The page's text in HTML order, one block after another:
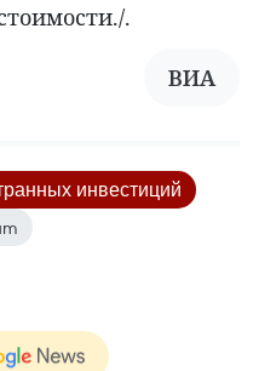
.
ВИА
инвестиций